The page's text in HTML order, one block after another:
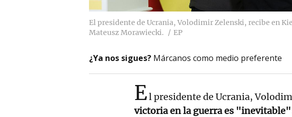
El presidente de Ucrania, Volodimir Zelenski, recibe en
Mateusz Morawiecki.
EP
¿Ya nos sigues? Márcanos como medio preferente
El presidente de Ucrania,
victoria en la guerra es "inevitable"